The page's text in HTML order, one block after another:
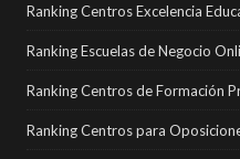
Ranking Centros Excelencia
Ranking Escuelas de Negocio
Ranking Centros de Formación
Ranking Centros para